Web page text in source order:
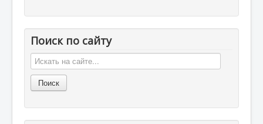
Поиск по сайту